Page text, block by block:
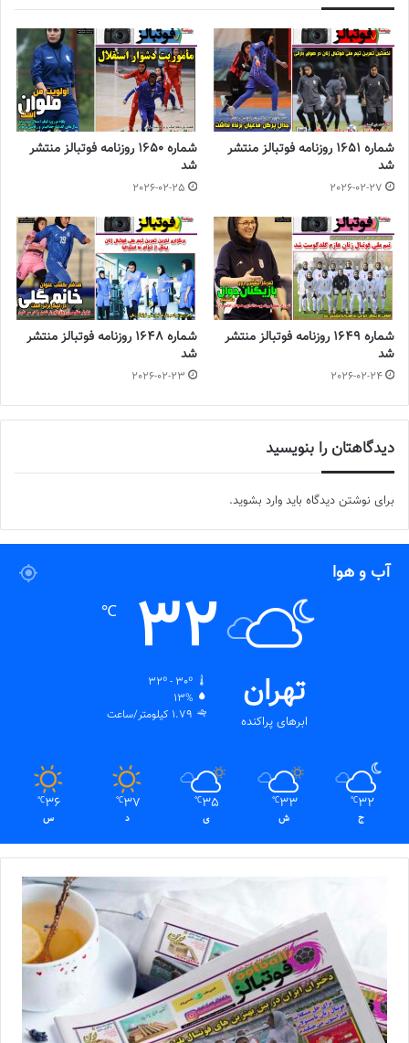
شماره 1651 روزنامه فوتبالز منتشر
شد
2026-02-27
شماره 1650 روزنامه فوتبالز منتشر
شد
2026-02-25
شماره 1649 روزنامه فوتبالز منتشر
شد
2026-02-24
شماره 1648 روزنامه فوتبالز منتشر
شد
2026-02-23
دیدگاهتان را بنویسید
برای نوشتن دیدگاه باید وارد بشوید.
آب و هوا
تهران
ابرهای پراکنده
32
℃
32º - 30º
13%
1.79 کیلومتر/ساعت
32
℃
ج
33
℃
ش
35
℃
ی
37
℃
د
36
℃
س